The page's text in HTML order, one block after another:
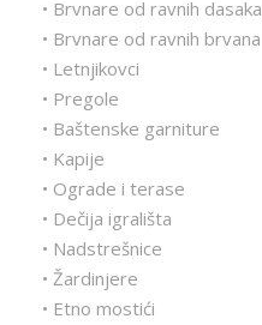
• Brvnare od ravnih dasaka
• Brvnare od ravnih brvana
• Letnjikovci
• Pregole
• Baštenske garniture
• Kapije
• Ograde i terase
• Dečija igrališta
• Nadstrešnice
• Žardinjere
• Etno mostići